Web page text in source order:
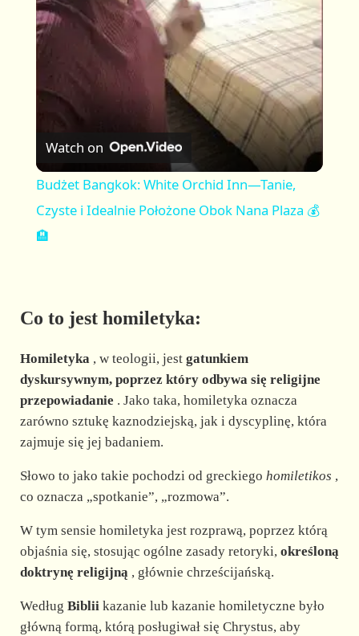
a
y
V
i
o
Watch on
Budżet Bangkok: White Orchid Inn—Tanie,
Czyste i Idealnie Położone Obok Nana Plaza 💰
🏨
Co to jest homiletyka:
Homiletyka, w teologii, jest gatunkiem
dyskursywnym, poprzez który odbywa się religijne
przepowiadanie . Jako taka, homiletyka oznacza
zarówno sztukę kaznodziejską, jak i dyscyplinę, która
zajmuje się jej badaniem.
Słowo to jako takie pochodzi od greckiego homiletikos ,
co oznacza „spotkanie”, „rozmowa”.
W tym sensie homiletyka jest rozprawą, poprzez którą
objaśnia się, stosując ogólne zasady retoryki, określoną
doktrynę religijną, głównie chrześcijańską.
Według Bibliikazanie lub kazanie homiletyczne było
główną formą, którą posługiwał się Chrystus, aby